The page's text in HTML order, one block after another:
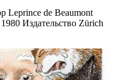
Leprince de Beaumont
Издательство Zürich